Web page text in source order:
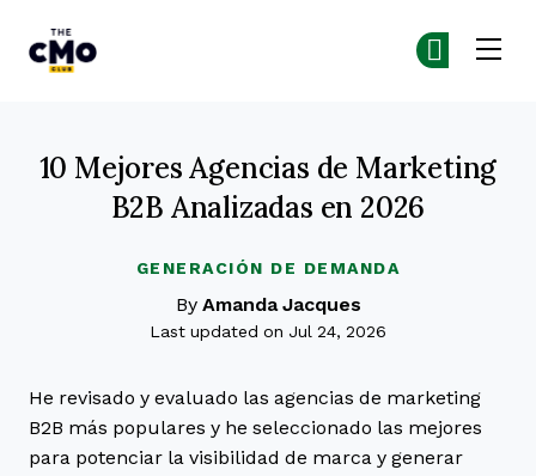
GENERACIÓN DE DEMANDA
10 Mejores Agencias de Marketing
B2B Analizadas en 2026
By Amanda Jacques
Last updated on Jul 24, 2026
He revisado y evaluado las agencias de marketing
B2B más populares y he seleccionado las mejores
para potenciar la visibilidad de marca y generar